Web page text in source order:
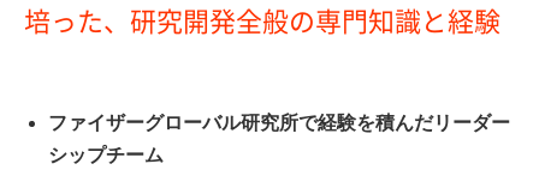
培った、研究開発全般の専門知識と経験
ファイザーグローバル研究所で経験を積んだリーダー
シップチーム